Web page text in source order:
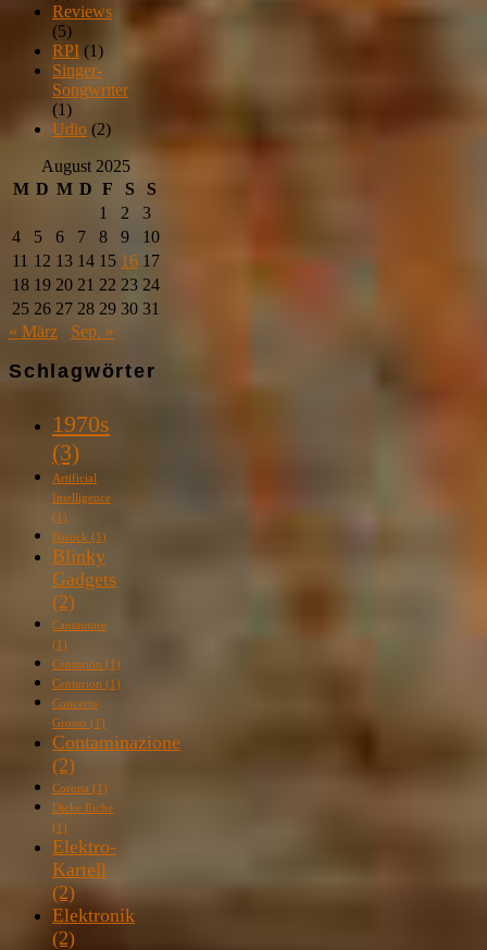
Reviews
(5)
RPI (1)
Singer-
Songwriter
(1)
Udio (2)
August 2025
M D M D F S
S
1
2
3
4
5 6 7 8 9
10
11 12 13 14 15 16 17
18 19 20 21 22 23 24
25 26 27 28 29 30 31
« März
Sep. »
Schlagwörter
1970s
(3)
Artificial
Intelligence
(1)
Barock (1)
Blinky
Gadgets
(2)
Cantautore
(1)
Centurion (1)
Centurion (1)
Concerto
Grosso (1)
Contaminazione
(2)
Corona (1)
Dicke Eiche
(1)
Elektro-
Kartell
(2)
Elektronik
(2)